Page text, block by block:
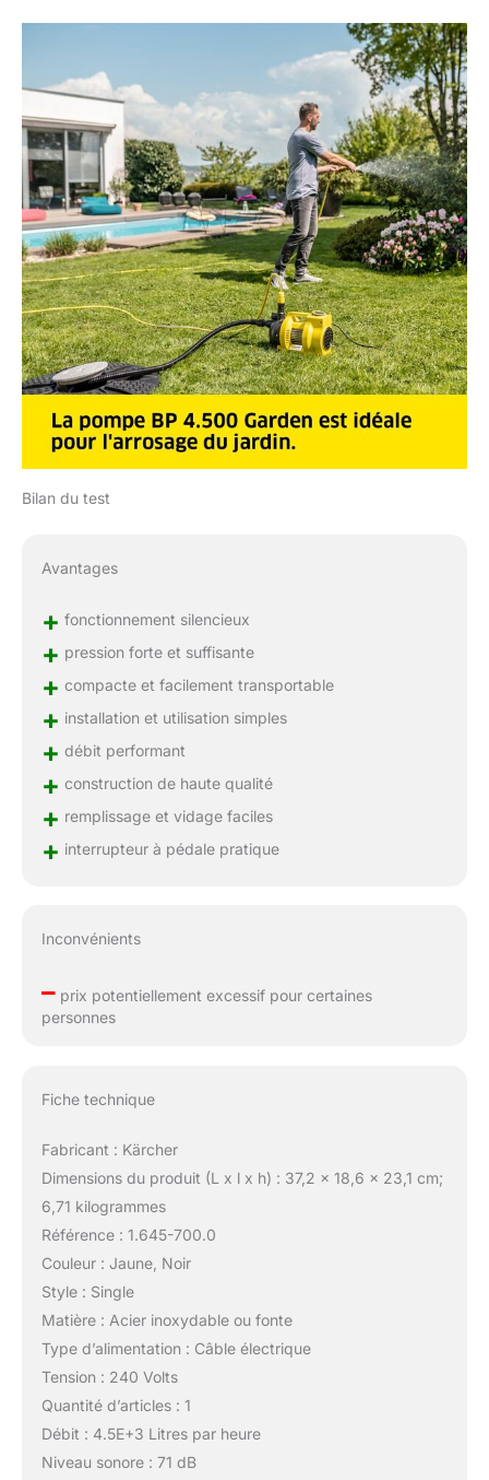
Bilan du test
Avantages
+ fonctionnement silencieux
+ pression forte et suffisante
+ compacte et facilement transportable
+ installation et utilisation simples
+ débit performant
+ construction de haute qualité
+ remplissage et vidage faciles
+ interrupteur à pédale pratique
Inconvénients
–prix potentiellement excessif pour certaines
personnes
Fiche technique
Fabricant : Kärcher
Dimensions du produit (L x l x h) : 37,2 x 18,6 x 23,1 cm;
6,71 kilogrammes
Référence : 1.645-700.0
Couleur : Jaune, Noir
Style : Single
Matière : Acier inoxydable ou fonte
Type d’alimentation : Câble électrique
Tension : 240 Volts
Quantité d’articles : 1
Débit : 4.5E+3 Litres par heure
Niveau sonore : 71 dB